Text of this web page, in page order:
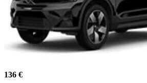
136 €